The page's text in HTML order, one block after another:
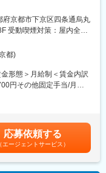
対しての育成支援・販売
担当いただきます。
の（他社商品も含めた）
より、代理店収入を向上
、代理店の事業計画や人
法等の経営コンサルティ
府京都市下京区四条通烏丸
受動喫煙対策：屋内全面
代田区大手町1-9-2 勤務
駅受動喫煙対策：屋内全
都)
形態＞月給制＜賃金内訳
円その他固定手当/月：
能性がございます。賃金
通じて上下する可能性が
表記です。
応募依頼する
（エージェントサービス）